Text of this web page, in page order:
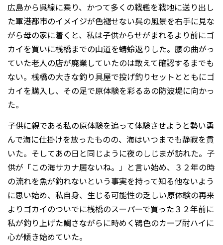
広島から呉線に乗り、かつて多くの戦艦を戦地に送り出し
た軍港都市のイメイジが色褪せない呉の風景を右手に見な
がら母の家に着くと、私は子供からせがまれるより前にゴ
カイを買いに桟橋までの山道を蜻蛉返りした。腰の曲がっ
ていた老人の店が廃業していたのは敢えて確認するまでも
ない。桟橋の大きな釣り具屋で投げ釣りセットとともにゴ
カイを購入し、その足で原体験を彩るあの防波堤に向かっ
た。
子供に親である私の原体験を追って体験させようと勢い勇
んで海に仕掛けを放ったものの、海はいつまでも静寂を貫
いた。そしてあの日と同じように夜のしじまが訪れた。子
供が「この海サカナ居ないね。」と言い始め、３２年の時
の流れを魚が釣れないという事実を持って知る他ないよう
に思い始め、私自身、生じる可能性の乏しい原体験の再来
よりゴカイのついでに桟橋のスーパーで買った３２年前に
私が釣り上げた鯛さながらに時めく鴇色のカープ酎ハイに
心が傾き始めていた。